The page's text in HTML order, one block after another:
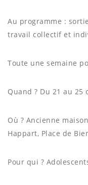
Au programme :
travail collectif et
Toute une semaine
Quand ? Du 21 au 25
Où ? Ancienne
Happart, Place de
Pour qui ?